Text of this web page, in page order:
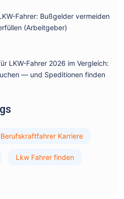
Fahrer: Bußgelder vermeiden
(Arbeitgeber)
LKW-Fahrer 2026 im Vergleich:
— und Speditionen finden
Berufskraftfahrer Karriere
Lkw Fahrer finden